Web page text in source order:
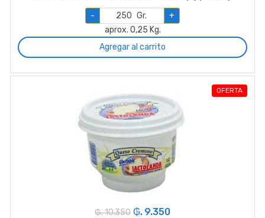
-
Gr.
+
aprox. 0,25 Kg.
Agregar al carrito
OFERTA
₲. 10.350 ₲. 9.350